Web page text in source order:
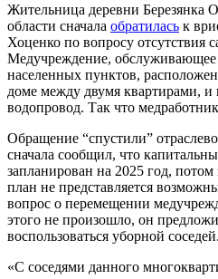
Жительница деревни Березянка
области сначала обратилась к
Хоценко по вопросу отсутствия
Медучреждение, обслуживающее
населенных пунктов,
доме между двумя квартирами, и
водопровод. Так что
Обращение “спустили”
сначала сообщил, что
запланирован на 2025 год,
план не представляется
вопрос о перемещении
этого не произошло, он
воспользоваться уборной соседей.
«С соседями данного